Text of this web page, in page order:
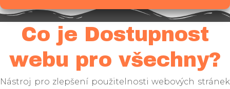
Co je Dostupnost
webu pro všechny?
Nástroj pro zlepšení použitelnosti webových stránek